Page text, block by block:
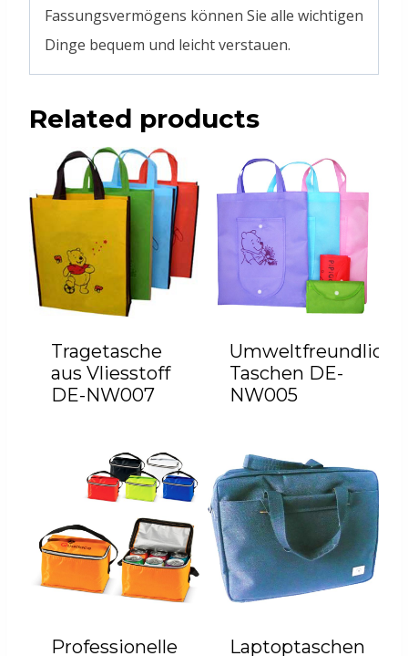
Fassungsvermögens können Sie alle wichtigen
Dinge bequem und leicht verstauen.
Related products
Tragetasche
aus Vliesstoff
DE-NW007
Taschen DE-
NW005
Professionelle Laptoptaschen